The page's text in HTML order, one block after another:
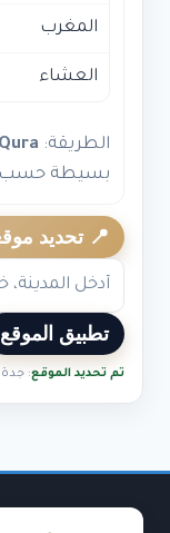
المغرب
العشاء
الطريقة:
بسيطة حسب
📍 تحديد
تطبيق الموقع
تم تحديد الموقع: جدة